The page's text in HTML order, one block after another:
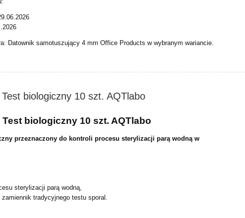
Datownik samotuszujący 4 mm Office Products w wybranym wariancie.
biologiczny 10 szt. AQTlabo
Test biologiczny 10 szt. AQTlabo
przeznaczony do kontroli procesu sterylizacji parą wodnąw
sterylizacji parą wodną,
zamiennik tradycyjnego testu sporal.